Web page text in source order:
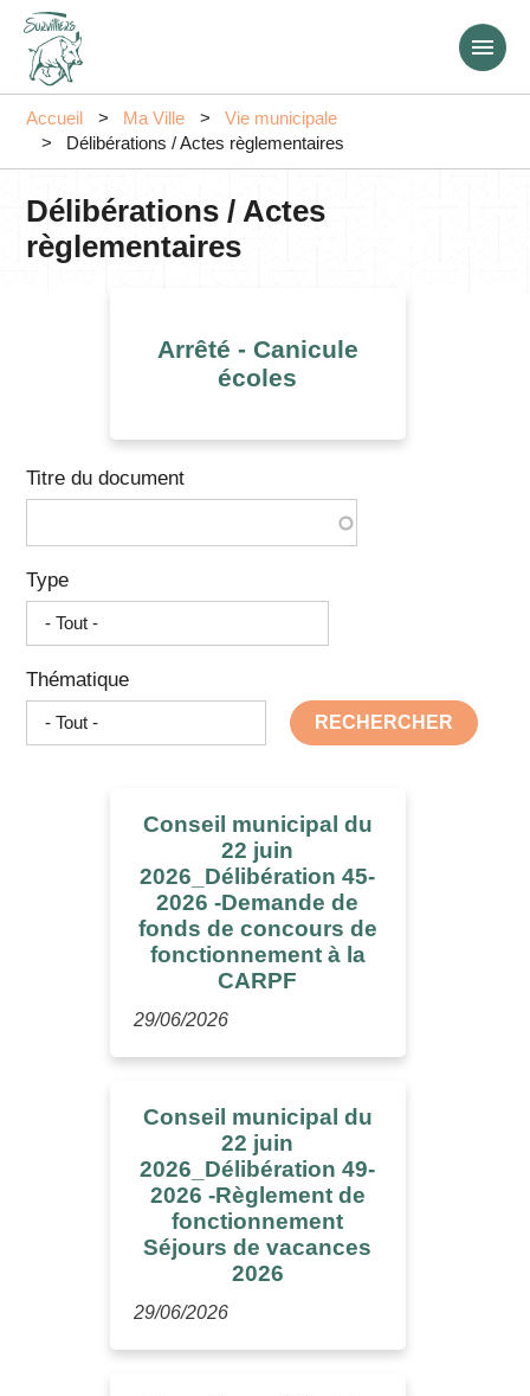
Accueil Ma Ville
Vie municipale
Délibérations / Actes règlementaires
Délibérations / Actes
règlementaires
Arrêté - Canicule
écoles
Titre du document
Type
Thématique
RECHERCHER
Conseil municipal du
22 juin
2026_Délibération 45-
2026 -Demande de
fonds de concours de
fonctionnement à la
CARPF
29/06/2026
Conseil municipal du
22 juin
2026_Délibération 49-
2026 -Règlement de
fonctionnement
Séjours de vacances
2026
29/06/2026